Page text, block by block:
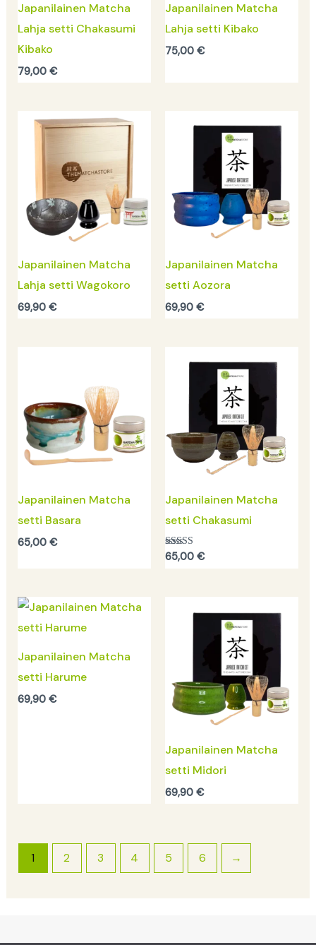
Japanilainen Matcha
Lahja setti Chakasumi
Kibako
79,00 €
Japanilainen Matcha
Lahja setti Kibako
75,00 €
Japanilainen Matcha
Lahja setti Wagokoro
69,90 €
Japanilainen Matcha
setti Aozora
69,90 €
Japanilainen Matcha
setti Basara
65,00 €
Japanilainen Matcha
setti Chakasumi
Arvostelu
tuotteesta:
65,00 €
Japanilainen Matcha
setti Harume
69,90 €
Japanilainen Matcha
setti Midori
69,90 €
1 2 3 4 5 6 →